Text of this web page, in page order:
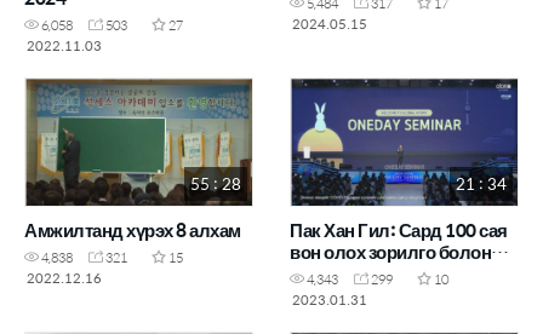
6,058 503
27
2022.11.03
2024.05.15
55 : 28
Амжилтанд хүрэх 8 алхам
4,838 321
15
2022.12.16
21 : 34
Пак Хан Гил: Сард 100 сая
вон олох зорилго болон
сорилт
4,343 299
10
2023.01.31